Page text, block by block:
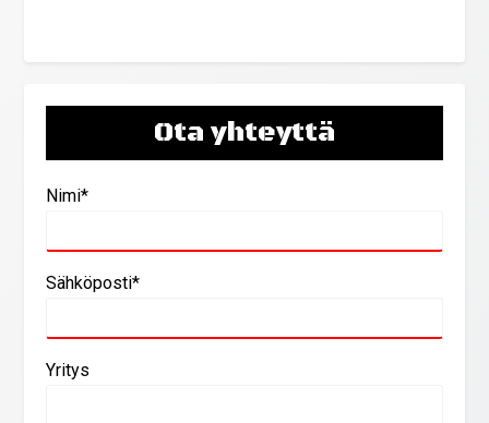
Ota yhteyttä
Nimi*
Sähköposti*
Yritys